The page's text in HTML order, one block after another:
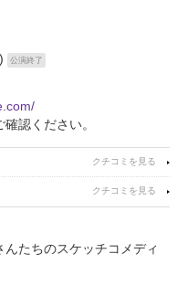
公演終了
認ください。
たちのスケッチコメディ